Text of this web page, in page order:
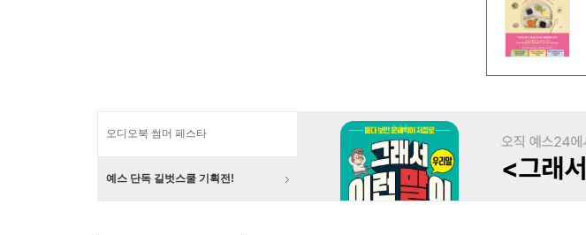
오디오북 썸머 페스타
예스 단독 길벗스쿨 기획전!